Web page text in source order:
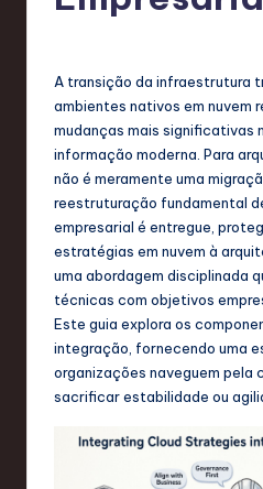
L
A transição da infraestrutura
ambientes nativos em nuvem
mudanças mais significativas
informação moderna. Para
não é meramente uma
reestruturação fundamental
empresarial é entregue,
estratégias em nuvem à
uma abordagem disciplinada
técnicas com objetivos
Este guia explora os
integração, fornecendo uma
organizações naveguem pela
sacrificar estabilidade ou